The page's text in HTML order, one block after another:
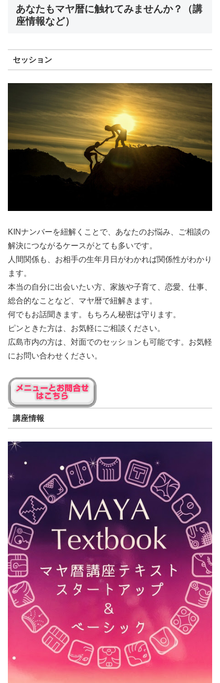
あなたもマヤ暦に触れてみませんか？（講
座情報など）
セッション
KINナンバーを紐解くことで、あなたのお悩み、ご相談の
解決につながるケースがとても多いです。
人間関係も、お相手の生年月日がわかれば関係性がわかり
ます。
本当の自分に出会いたい方、家族や子育て、恋愛、仕事、
総合的なことなど、マヤ暦で紐解きます。
何でもお話聞きます。もちろん秘密は守ります。
ピンときた方は、お気軽にご相談ください。
広島市内の方は、対面でのセッションも可能です。お気軽
にお問い合わせください。
講座情報